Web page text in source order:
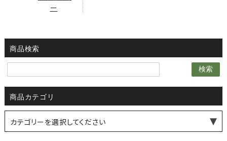
ー
商品検索
検索
商品カテゴリ
カテゴリーを選択してください